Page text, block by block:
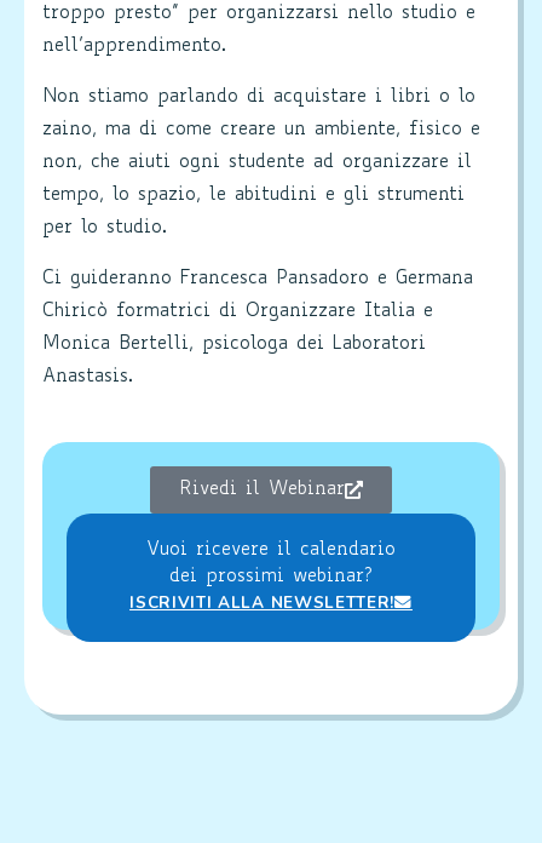
troppo presto” per organizzarsi nello studio e
nell’apprendimento.
Non stiamo parlando di acquistare i libri o lo
zaino, ma di come creare un ambiente, fisico e
non, che aiuti ogni studente ad organizzare il
tempo, lo spazio, le abitudini e gli strumenti
per lo studio.
Ci guideranno Francesca Pansadoro e Germana
Chiricò formatrici di Organizzare Italia e
Monica Bertelli, psicologa dei Laboratori
Anastasis.
Rivedi il Webinar
Vuoi ricevere il calendario
dei prossimi webinar?
ISCRIVITI ALLA NEWSLETTER!